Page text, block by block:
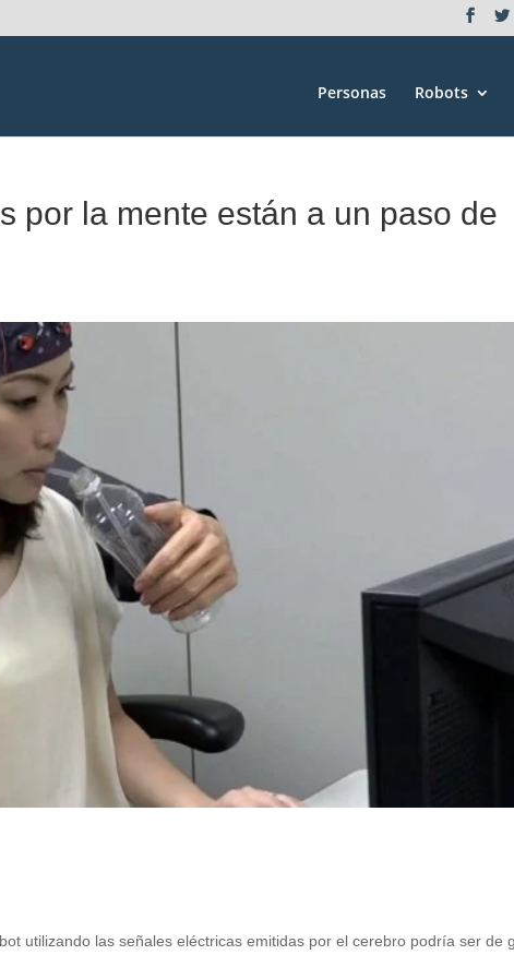
Personas Robots
por la mente están a un paso de
utilizando las señales eléctricas emitidas por el cerebro podría ser de